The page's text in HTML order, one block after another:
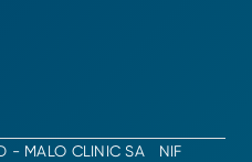
- MALO CLINIC SA NIF